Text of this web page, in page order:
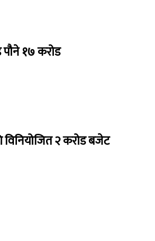
पौने १७ करोड
विनियोजित २ करोड बजेट